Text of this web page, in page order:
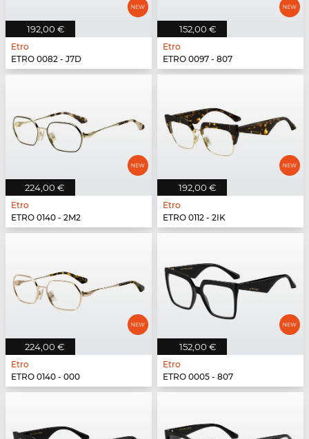
192,00 €
Etro
ETRO 0082 - J7D
152,00 €
Etro
ETRO 0097 - 807
224,00 €
Etro
ETRO 0140 - 2M2
192,00 €
Etro
ETRO 0112 - 2IK
224,00 €
Etro
ETRO 0140 - 000
152,00 €
Etro
ETRO 0005 - 807